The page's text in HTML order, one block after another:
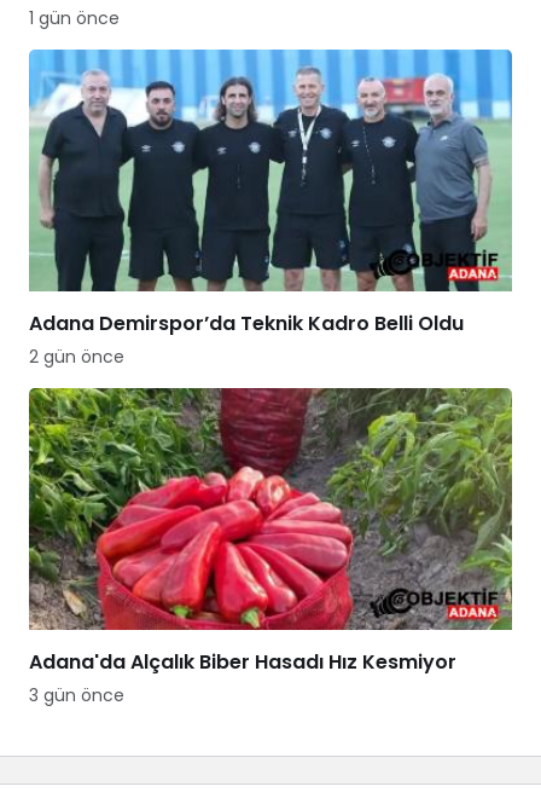
1 gün önce
Adana Demirspor’da Teknik Kadro Belli Oldu
2 gün önce
Adana'da Alçalık Biber Hasadı Hız Kesmiyor
3 gün önce